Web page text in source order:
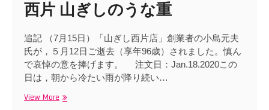
西片 山ぎしのうな重
追記 （7月15日）「山ぎし西片店」創業者の小島元夫
氏が，５月12日ご逝去（享年96歳）されました。慎ん
で哀悼の意を捧げます。 注文日：Jan.18.2020この
日は，朝から冷たい雨が降り続い…
View More西